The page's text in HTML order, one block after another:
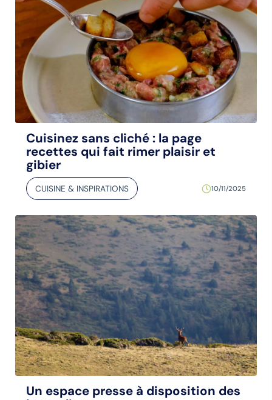
Cuisinez sans cliché : la page
recettes qui fait rimer plaisir et
gibier
CUISINE & INSPIRATIONS 10/11/2025
Un espace presse à disposition des